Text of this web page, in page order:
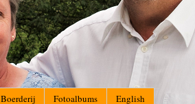
Boerderij Fotoalbums English